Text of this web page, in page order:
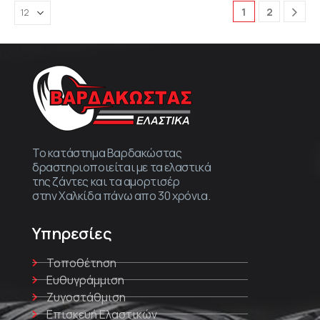
1 2
Το κατάστημα Βαρδακώστας
δραστηριοποιείται με τα ελαστικά
της ζάντες και τα αμορτισέρ
στην Χαλκίδα πάνω απο 30 χρόνια.
Υπηρεσίες
Τοποθέτηση
Ευθυγράμμιση
Ζυγοστάθμιση
Επισκευή Ελαστικών